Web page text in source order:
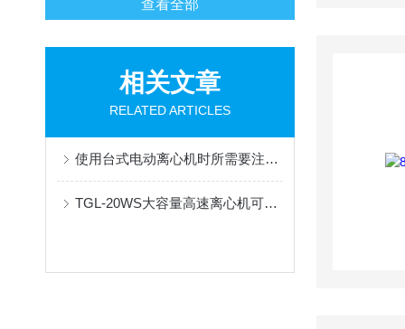
查看全部
相关文章
RELATED ARTICLES
使用台式电动离心机时所需要注意的细节分享
TGL-20WS大容量高速离心机可能会发生的事故分享